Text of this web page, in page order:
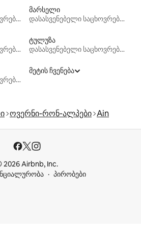
დასასვენებელი საცხოვრებლები
მარსელი
დასასვენებელი საცხოვრებლები
დასასვენებელი საცხოვრებლები
ტულუზა
დასასვენებელი საცხოვრებლები
დასასვენებელი საცხოვრებლები
მეტის ჩვენება
ოვერნი-რონ-ალპები Ain
2026 Airbnb, Inc.
პირობები